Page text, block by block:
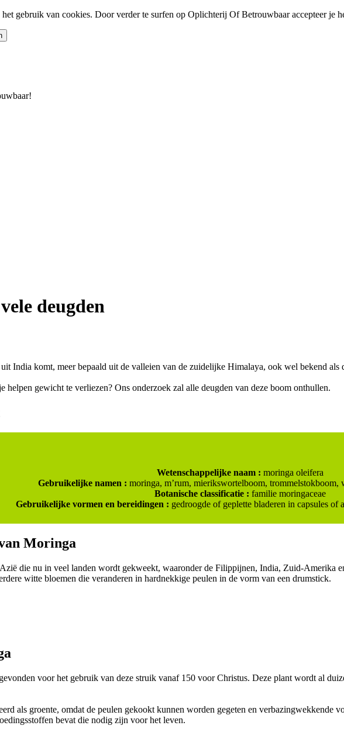
het gebruik van cookies. Door verder te surfen op Oplichterij Of Betrouwbaar accepteer je
deugden
India komt, meer bepaald uit de valleien van de zuidelijke Himalaya, ook wel bekend als
helpen gewicht te verliezen? Ons onderzoek zal alle deugden van deze boom onthullen.
Wetenschappelijke naam : moringa oleifera
Gebruikelijke namen : moringa, m’rum, mierikswortelboom, trommelstokboom,
Botanische classificatie : familie moringaceae
Gebruikelijke vormen en bereidingen : gedroogde of geplette bladeren in capsules of
Moringa
die nu in veel landen wordt gekweekt, waaronder de Filippijnen, India, Zuid-Amerika
witte bloemen die veranderen in hardnekkige peulen in de vorm van een drumstick.
voor het gebruik van deze struik vanaf 150 voor Christus. Deze plant wordt al
als groente, omdat de peulen gekookt kunnen worden gegeten en verbazingwekkende
bevat die nodig zijn voor het leven.